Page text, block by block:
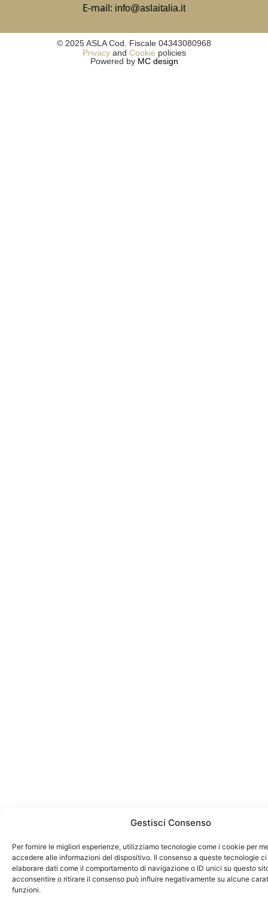
Gestisci Consenso
Per fornire le migliori esperienze, utilizziamo tecnologie come i cookie per
accedere alle informazioni del dispositivo. Il consenso a queste tecnologie
elaborare dati come il comportamento di navigazione o ID unici su questo
acconsentire o ritirare il consenso può influire negativamente su alcune
funzioni.
E-mail: info@aslaitalia.it
© 2025 ASLA Cod. Fiscale 04343080968
Privacyand Cookie policies
Powered by MC design